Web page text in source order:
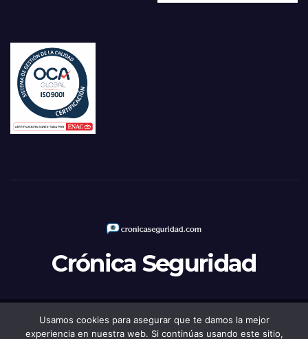
Crónica Seguridad
Funciona gracias a WordPress|Tema: Newsup deThemeansar
Usamos cookies para asegurar que te damos la mejor
experiencia en nuestra web. Si continúas usando este sitio,